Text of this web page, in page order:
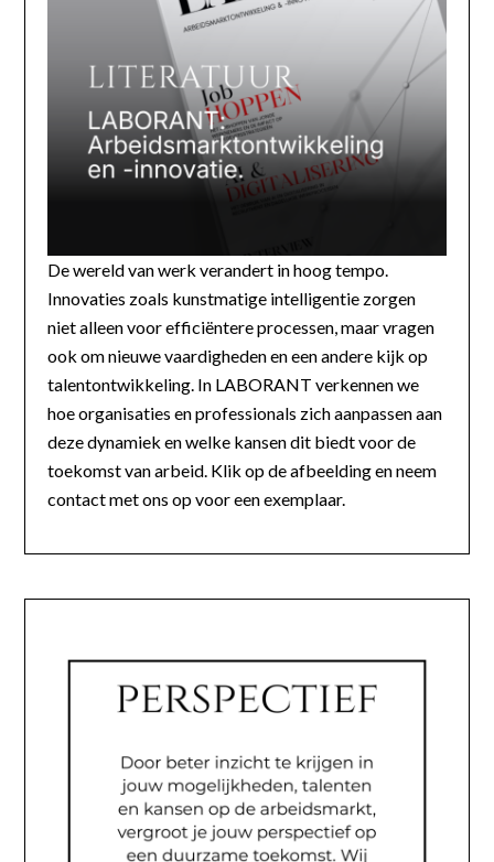
De wereld van werk verandert in hoog tempo.
Innovaties zoals kunstmatige intelligentie zorgen
niet alleen voor efficiëntere processen, maar vragen
ook om nieuwe vaardigheden en een andere kijk op
talentontwikkeling. In LABORANT verkennen we
hoe organisaties en professionals zich aanpassen aan
deze dynamiek en welke kansen dit biedt voor de
toekomst van arbeid. Klik op de afbeelding en neem
contact met ons op voor een exemplaar.